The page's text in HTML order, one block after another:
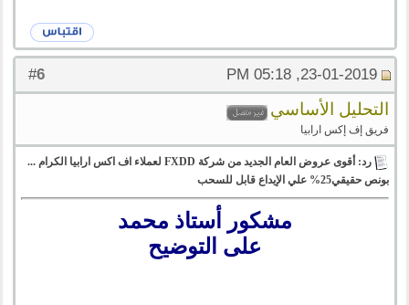
#
6 23-01-2019, 05:18 PM
التحليل الأساسي
فريق إف إكس ارابيا
رد: أقوى عروض العام الجديد من شركة FXDD لعملاء اف اكس ارابيا الكرام ...
بونص حقيقي25% علي الإيداع قابل للسحب
مشكور أستاذ محمد
على التوضيح